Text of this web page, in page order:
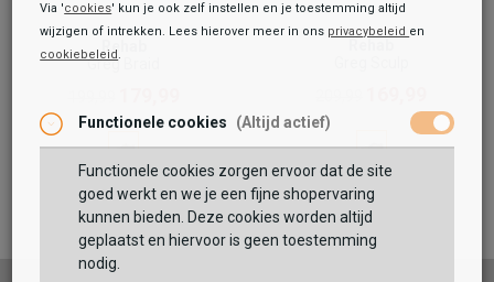
Greg Wall Sue
179,99
Maat:
TOEVOEGEN AAN WINKELTAS
Rehab
Greg Braid
Toegevoegd aan je winkeltas!
Via 'cookies' kun je ook zelf instellen en je toestemming altijd
wijzigen of intrekken. Lees hierover meer in ons privacybeleid en
cookiebeleid .
Functionele cookies (Altijd actief)
Functionele cookies zorgen ervoor dat de site
goed werkt en we je een fijne shopervaring
kunnen bieden. Deze cookies worden altijd
geplaatst en hiervoor is geen toestemming
nodig.